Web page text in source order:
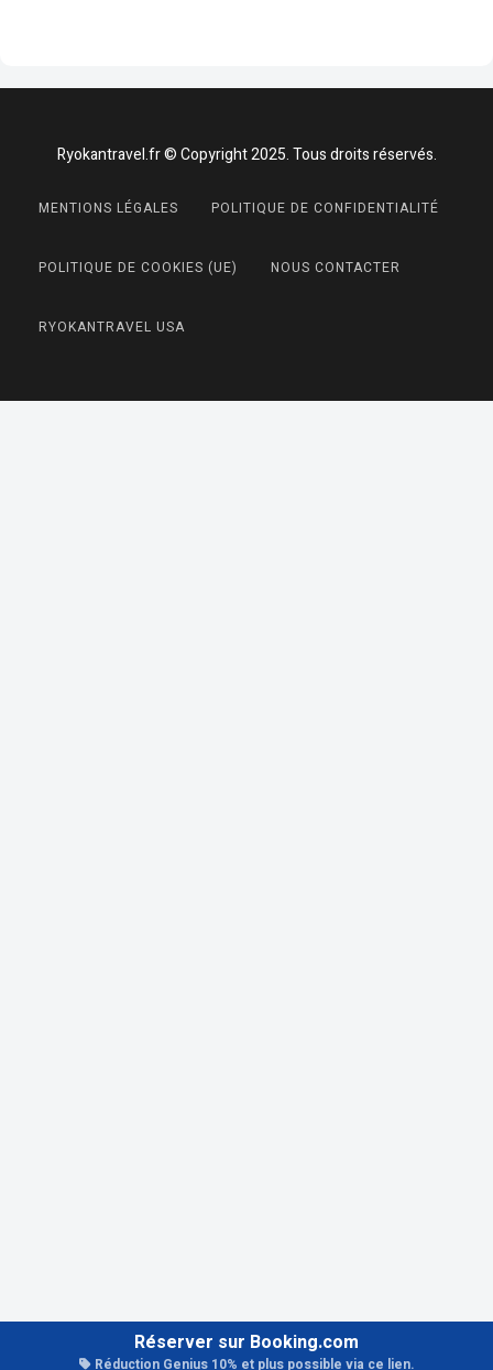
Réserver sur Booking.com
Réduction Genius 10% et plus possible via ce lien.
Ryokantravel.fr © Copyright 2025. Tous droits réservés.
MENTIONS LÉGALES POLITIQUE DE CONFIDENTIALITÉ
POLITIQUE DE COOKIES (UE) NOUS CONTACTER
RYOKANTRAVEL USA